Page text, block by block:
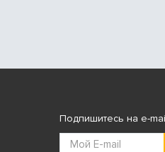
Подпишитесь на e-